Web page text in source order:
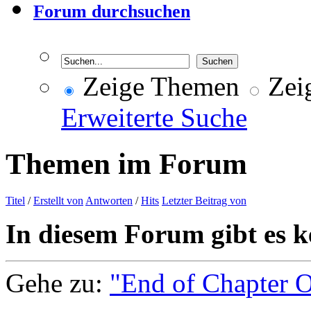
Forum durchsuchen
Zeige Themen
Erweiterte Suche
Themen im Forum
Titel /Erstellt von Antworten /Hits Letzter Beitrag von
In diesem Forum gibt es
Gehe zu: "End of Chapter